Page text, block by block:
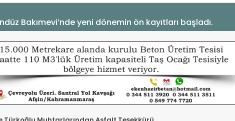
Bakımevi’nde yeni dönemin ön kayıtları başladı.